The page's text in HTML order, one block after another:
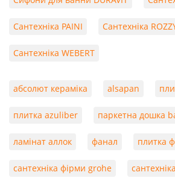
Сантехніка PAINI Сантехніка
Сантехніка WEBERT
абсолют кераміка alsapan
плитка azuliber паркетна дошка
ламінат аллок фанал плитка
сантехніка фірми grohe